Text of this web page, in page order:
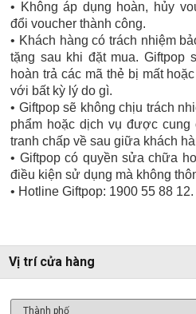
• Không áp dụng hoàn, hủy
đổi voucher thành công.
• Khách hàng có trách nhiệm
tặng sau khi đặt mua. Giftpop
hoàn trả các mã thẻ bị mất
với bất kỳ lý do gì.
• Giftpop sẽ không chịu trách
phẩm hoặc dịch vụ được
tranh chấp về sau giữa khách
• Giftpop có quyền sửa chữa
điều kiện sử dụng mà không
• Hotline Giftpop: 1900 55 88 12.
Vị trí cửa hàng